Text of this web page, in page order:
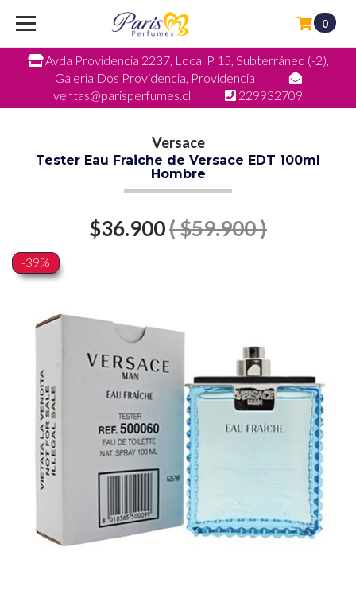
Avda Providencia 2237, Local P 15, Subterráneo (-2),
Galeria Dos Providencia, Providencia
ventas@parisperfumes.cl
229932709
0
Versace
Tester Eau Fraiche de Versace EDT 100ml
Hombre
$36.900( $59.900 )
-39%